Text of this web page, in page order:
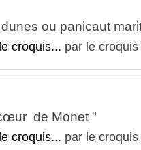
ou panicaut
le croquis... par le
de Monet "
le croquis... par le